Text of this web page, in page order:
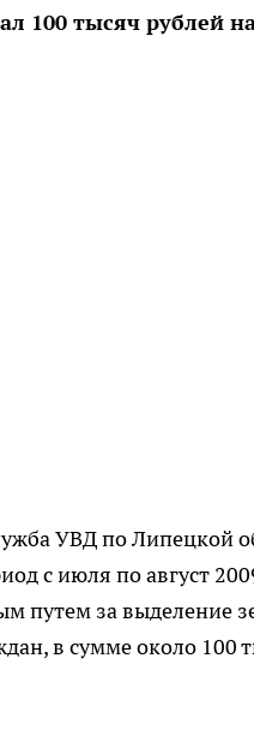
100 тысяч рублей
УВД по Липецкой
с июля по август
путем за выделение
в сумме около